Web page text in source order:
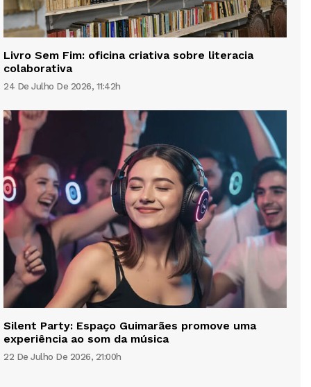
Livro Sem Fim: oficina criativa sobre literacia
colaborativa
24 De Julho De 2026, 11:42h
Silent Party: Espaço Guimarães promove uma
experiência ao som da música
22 De Julho De 2026, 21:00h